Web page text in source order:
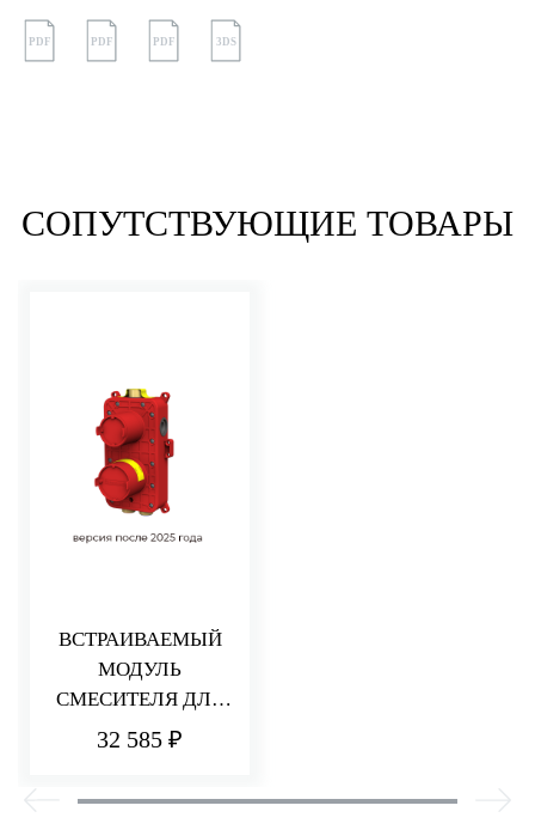
PDF PDF PDF 3DS
СОПУТСТВУЮЩИЕ ТОВАРЫ
ВСТРАИВАЕМЫЙ
МОДУЛЬ
СМЕСИТЕЛЯ ДЛЯ
ДУША НА 2/3
32 585 ₽